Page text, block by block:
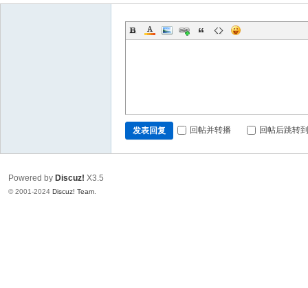
发表回复 回帖并转播 回帖后跳转
Powered by Discuz! X3.5
© 2001-2024 Discuz! Team